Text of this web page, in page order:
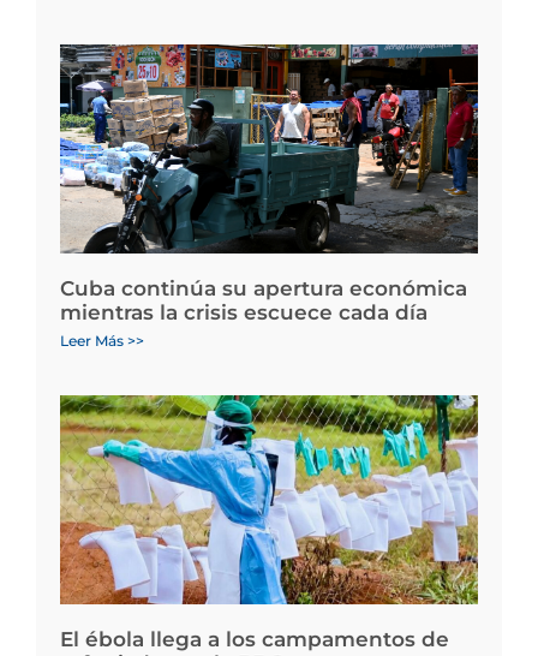
Cuba continúa su apertura económica
mientras la crisis escuece cada día
Leer Más >>
El ébola llega a los campamentos de